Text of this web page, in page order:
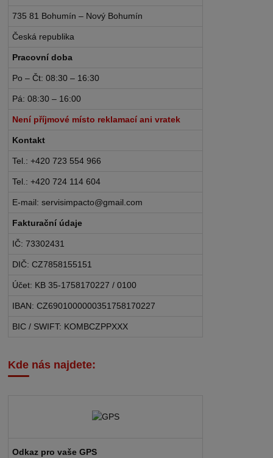
735 81 Bohumín – Nový Bohumín
Česká republika
Pracovní doba
Po – Čt: 08:30 – 16:30
Pá: 08:30 – 16:00
Není příjmové místo reklamací ani vratek
Kontakt
Tel.: +420 723 554 966
Tel.: +420 724 114 604
E-mail: servisimpacto@gmail.com
Fakturační údaje
IČ: 73302431
DIČ: CZ7858155151
Účet: KB 35-1758170227 / 0100
IBAN: CZ6901000000351758170227
BIC / SWIFT: KOMBCZPPXXX
Kde nás najdete:
Odkaz pro vaše GPS